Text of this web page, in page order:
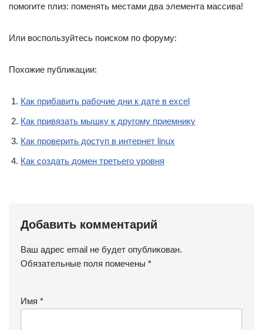
помогите плиз: поменять местами два элемента массива!
Или воспользуйтесь поиском по форуму:
Похожие публикации:
Как прибавить рабочие дни к дате в excel
Как привязать мышку к другому приемнику
Как проверить доступ в интернет linux
Как создать домен третьего уровня
Добавить комментарий
Ваш адрес email не будет опубликован.
Обязательные поля помечены *
Имя *